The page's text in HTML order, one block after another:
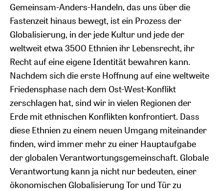
Gemeinsam-Anders-Handeln, das uns über die
Fastenzeit hinaus bewegt, ist ein Prozess der
Globalisierung, in der jede Kultur und jede der
weltweit etwa 3500 Ethnien ihr Lebensrecht, ihr
Recht auf eine eigene Identität bewahren kann.
Nachdem sich die erste Hoffnung auf eine weltweite
Friedensphase nach dem Ost-West-Konflikt
zerschlagen hat, sind wir in vielen Regionen der
Erde mit ethnischen Konflikten konfrontiert. Dass
diese Ethnien zu einem neuen Umgang miteinander
finden, wird immer mehr zu einer Hauptaufgabe
der globalen Verantwortungsgemeinschaft. Globale
Verantwortung kann ja nicht nur bedeuten, einer
ökonomischen Globalisierung Tor und Tür zu